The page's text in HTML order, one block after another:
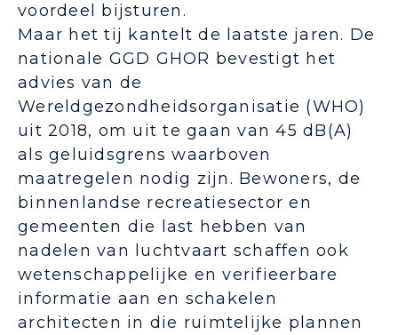
voordeel bijsturen.
Maar het tij kantelt de laatste jaren. De
nationale GGD GHOR bevestigt het
advies van de
Wereldgezondheidsorganisatie (WHO)
uit 2018, om uit te gaan van 45 dB(A)
als geluidsgrens waarboven
maatregelen nodig zijn. Bewoners, de
binnenlandse recreatiesector en
gemeenten die last hebben van
nadelen van luchtvaart schaffen ook
wetenschappelijke en verifieerbare
informatie aan en schakelen
architecten in die ruimtelijke plannen